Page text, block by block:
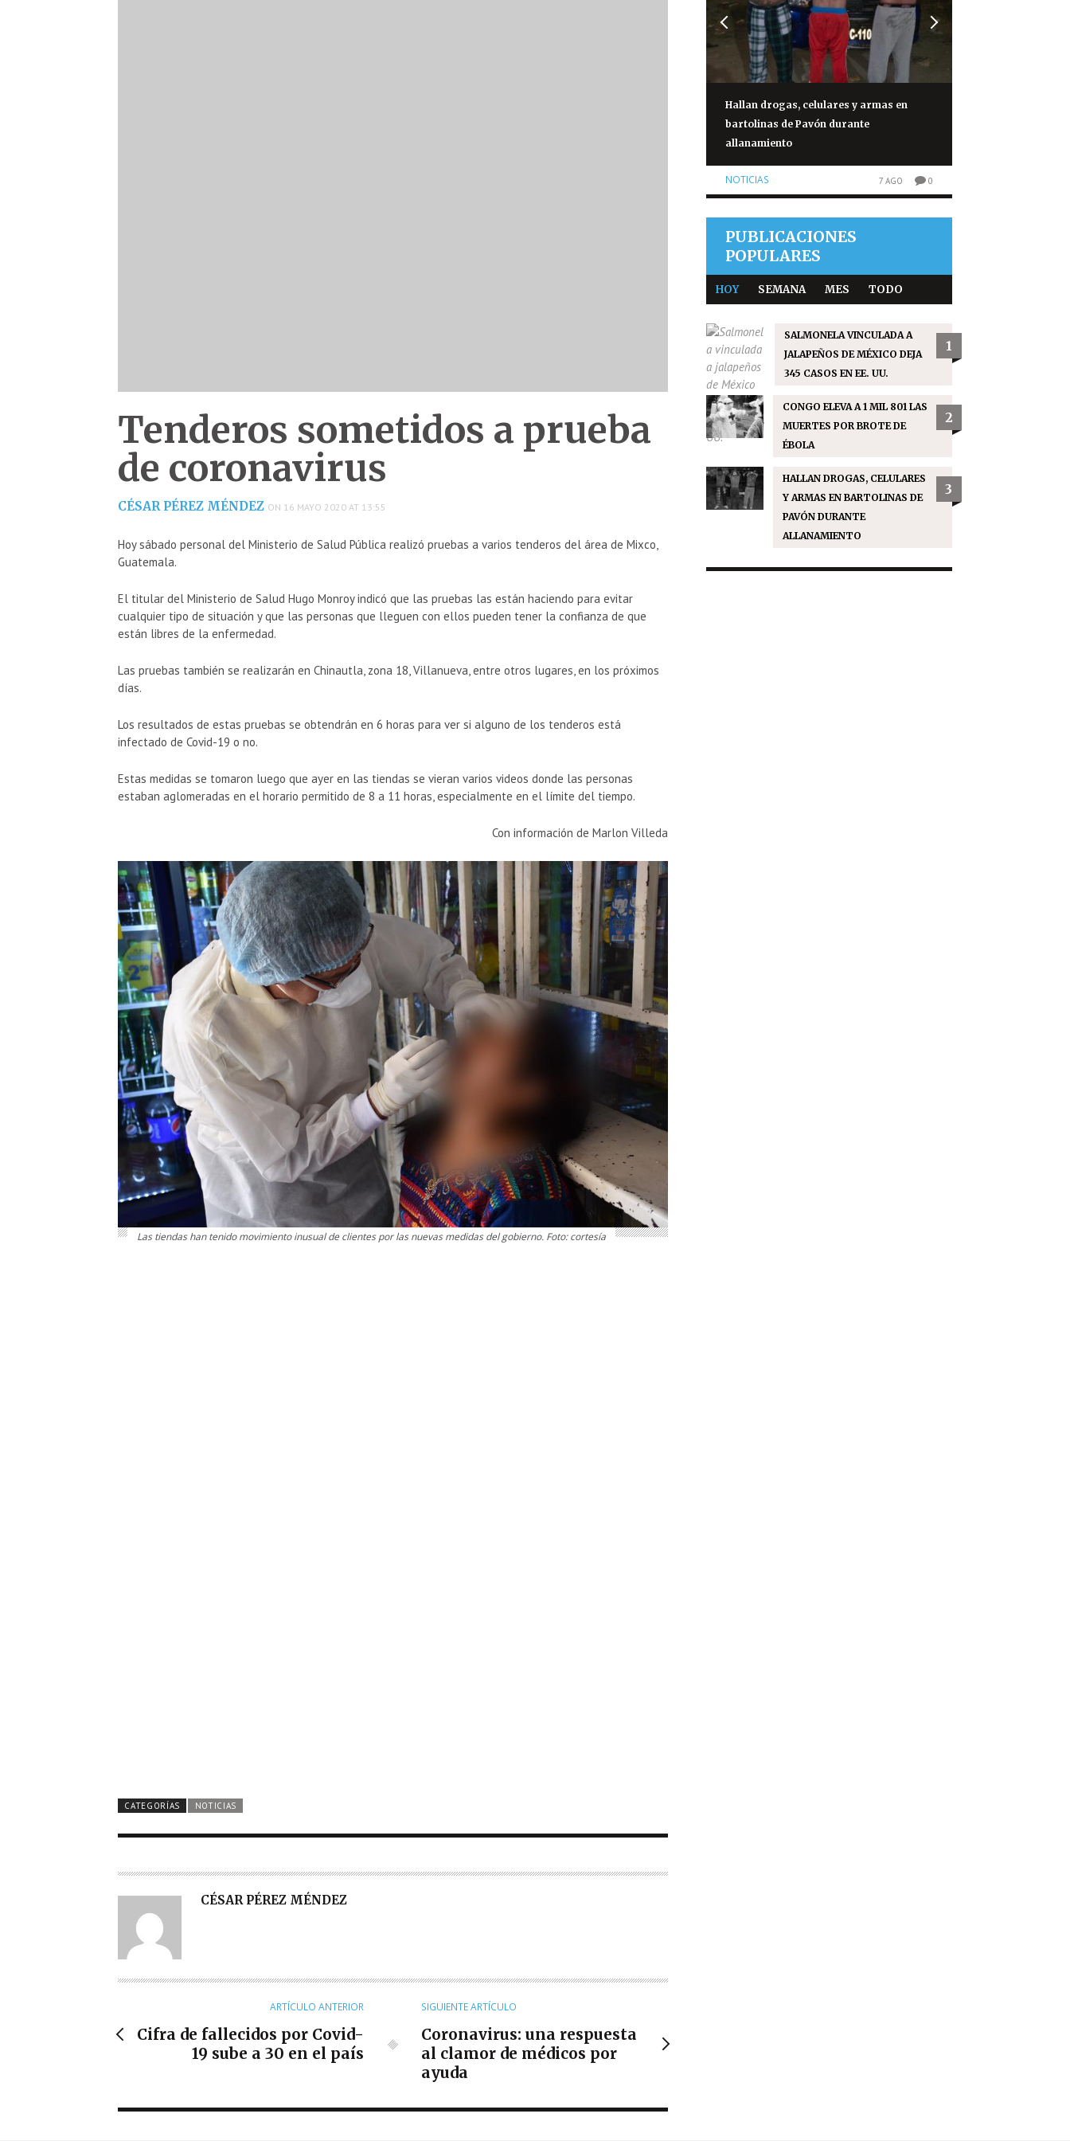
Tenderos sometidos a prueba
de coronavirus
CÉSAR PÉREZ MÉNDEZ ON 16 MAYO 2020 AT 13:55
Hoy sábado personal del Ministerio de Salud Pública realizó pruebas a varios tenderos del área de Mixco,
Guatemala.
El titular del Ministerio de Salud Hugo Monroy indicó que las pruebas las están haciendo para evitar
cualquier tipo de situación y que las personas que lleguen con ellos pueden tener la confianza de que
están libres de la enfermedad.
Las pruebas también se realizarán en Chinautla, zona 18, Villanueva, entre otros lugares, en los próximos
días.
Los resultados de estas pruebas se obtendrán en 6 horas para ver si alguno de los tenderos está
infectado de Covid-19 o no.
Estas medidas se tomaron luego que ayer en las tiendas se vieran varios videos donde las personas
estaban aglomeradas en el horario permitido de 8 a 11 horas, especialmente en el límite del tiempo.
Con información de Marlon Villeda
Las tiendas han tenido movimiento inusual de clientes por las nuevas medidas del gobierno. Foto: cortesía
CATEGORÍAS NOTICIAS
A
R
CÉSAR PÉREZ MÉNDEZ
ARTÍCULO ANTERIOR
Cifra de fallecidos por Covid-
19 sube a 30 en el país
SIGUIENTE ARTÍCULO
Coronavirus: una respuesta
al clamor de médicos por
ayuda
Hallan drogas, celulares y armas en
bartolinas de Pavón durante
allanamiento
NOTICIAS 7 AGO 0
PUBLICACIONES
POPULARES
HOY SEMANA MES TODO
SALMONELA VINCULADA A
JALAPEÑOS DE MÉXICO DEJA
345 CASOS EN EE. UU.
1
CONGO ELEVA A 1 MIL 801 LAS
MUERTES POR BROTE DE
ÉBOLA
2
HALLAN DROGAS, CELULARES
Y ARMAS EN BARTOLINAS DE
PAVÓN DURANTE
ALLANAMIENTO
3